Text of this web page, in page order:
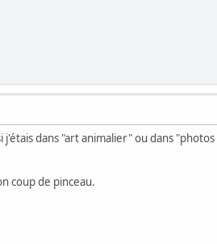
dans "art animalier" ou dans "photos
coup de pinceau.